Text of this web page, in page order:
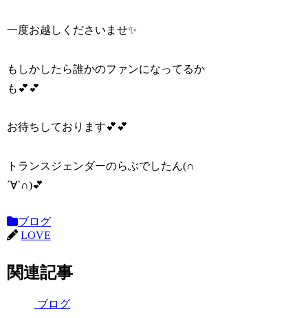
一度お越しくださいませ✨️
もしかしたら誰かのファンになってるか
も︎💕︎︎💕︎
お待ちしております︎💕︎︎💕︎
トランスジェンダーのらぶでしたん(∩
´∀`∩)💕
ブログ
LOVE
関連記事
ブログ